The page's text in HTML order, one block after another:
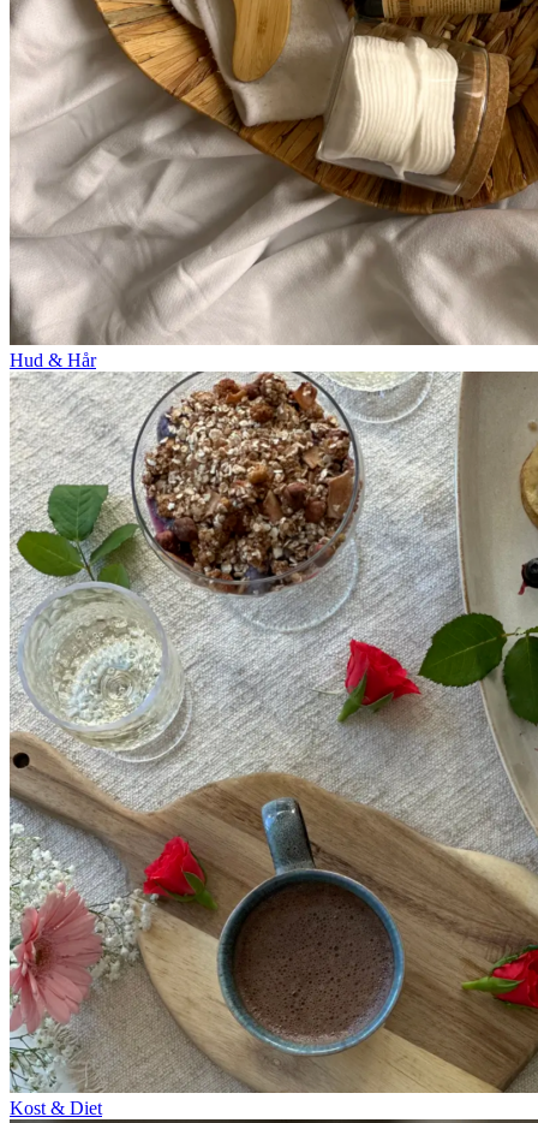
Hud & Hår
Kost & Diet